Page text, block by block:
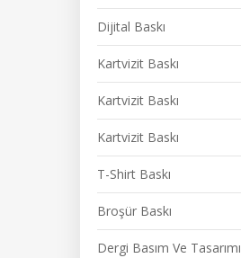
Dijital Baskı
Kartvizit Baskı
Kartvizit Baskı
Kartvizit Baskı
T-Shirt Baskı
Broşür Baskı
Dergi Basım Ve Tasarımı